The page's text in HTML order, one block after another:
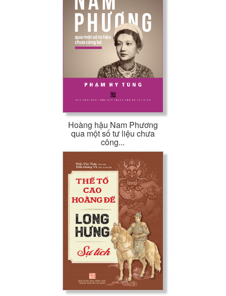
Hoàng hậu Nam Phương
qua một số tư liệu chưa
công...